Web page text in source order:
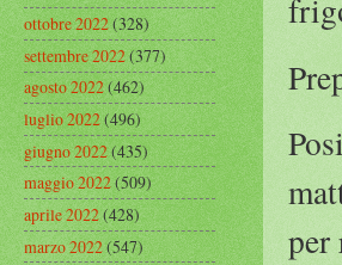
per
ottobre 2022(328)
settembre 2022(377)
agosto 2022(462)
luglio 2022(496)
giugno 2022(435)
maggio 2022(509)
aprile 2022(428)
marzo 2022(547)